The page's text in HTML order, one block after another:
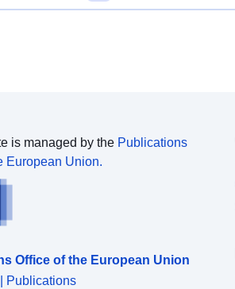
is managed by the Publications
European Union.
Office of the European Union
Publications